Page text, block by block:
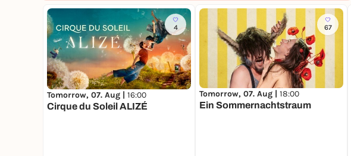
4
Tomorrow, 07. Aug | 16:00
Cirque du Soleil ALIZÉ
67
Tomorrow, 07. Aug | 18:00
Ein Sommernachtstraum